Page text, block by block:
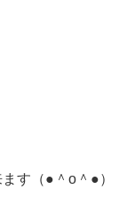
す（●＾o＾●）